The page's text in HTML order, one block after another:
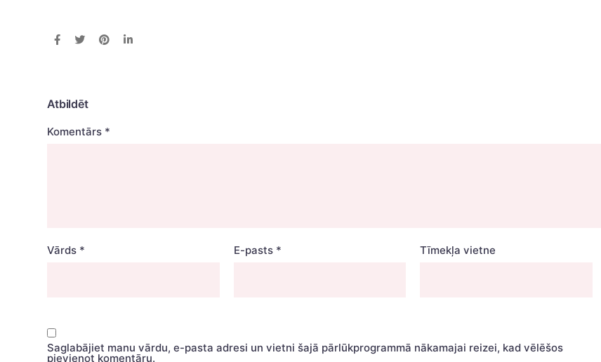
Atbildēt
Komentārs *
Vārds * E-pasts * Tīmekļa vietne
Saglabājiet manu vārdu, e-pasta adresi un vietni šajā pārlūkprogrammā nākamajai reizei, kad vēlēšos
pievienot komentāru.